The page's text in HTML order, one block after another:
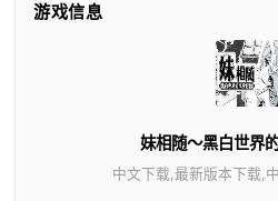
游戏信息
妹相随～黑白世界
中文下载,最新版本下载,